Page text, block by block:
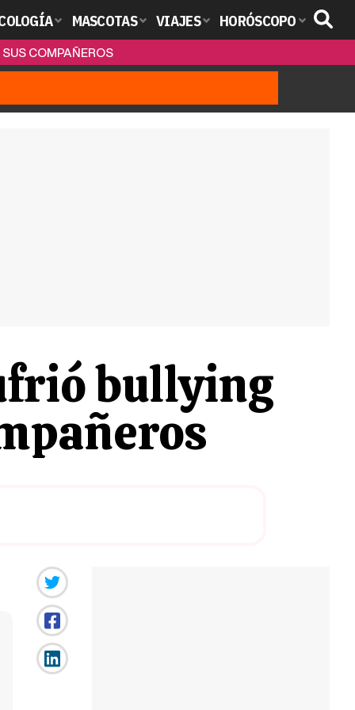
MASCOTAS VIAJES HORÓSCOPO
COMPAÑEROS
bullying